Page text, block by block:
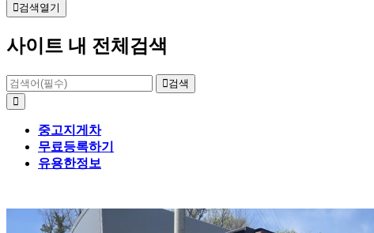
검색열기
사이트 내 전체검색
검색
중고지게차
무료등록하기
유용한정보